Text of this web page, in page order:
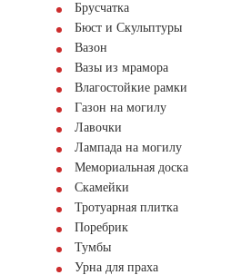
Брусчатка
Бюст и Скульптуры
Вазон
Вазы из мрамора
Влагостойкие рамки
Газон на могилу
Лавочки
Лампада на могилу
Мемориальная доска
Скамейки
Тротуарная плитка
Поребрик
Тумбы
Урна для праха